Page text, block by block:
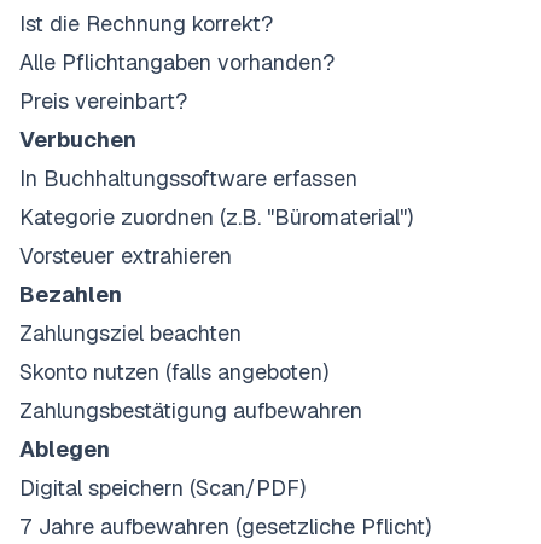
Ist die Rechnung korrekt?
Alle Pflichtangaben vorhanden?
Preis vereinbart?
Verbuchen
In Buchhaltungssoftware erfassen
Kategorie zuordnen (z.B. "Büromaterial")
Vorsteuer extrahieren
Bezahlen
Zahlungsziel beachten
Skonto nutzen (falls angeboten)
Zahlungsbestätigung aufbewahren
Ablegen
Digital speichern (Scan/PDF)
7 Jahre aufbewahren (gesetzliche Pflicht)